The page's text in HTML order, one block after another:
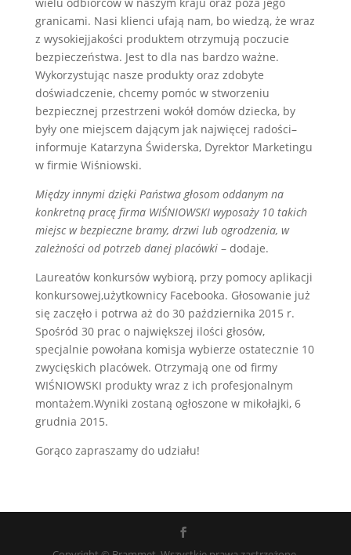
granicami. Nasi klienci ufają nam, bo wiedzą, że wraz
z wysokiejjakości produktem otrzymują poczucie
bezpieczeństwa. Jest to dla nas bardzo ważne.
Wykorzystując nasze produkty oraz zdobyte
doświadczenie, chcemy pomóc w stworzeniu
bezpiecznej przestrzeni wokół domów dziecka, by
były one miejscem dającym jak najwięcej radości–
informuje Katarzyna Świderska, Dyrektor Marketingu
w firmie Wiśniowski.
Między innymi dzięki Państwa głosom oddanym na
konkretną pracę firma WIŚNIOWSKI wyposaży 10 takich
miejsc w bezpieczne bramy, drzwi lub ogrodzenia, w
zależności od potrzeb danej placówki– dodaje.
Laureatów konkursów wybiorą, przy pomocy aplikacji
konkursowej,użytkownicy Facebooka. Głosowanie już
się zaczęło i potrwa aż do 30 października 2015 r.
Spośród 30 prac o największej ilości głosów,
specjalnie powołana komisja wybierze ostatecznie 10
zwycięskich placówek. Otrzymają one od firmy
WIŚNIOWSKI produkty wraz z ich profesjonalnym
montażem.Wyniki zostaną ogłoszone w mikołajki, 6
grudnia 2015.
Gorąco zapraszamy do udziału!